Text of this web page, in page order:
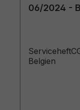
06/2024 -
Belgien